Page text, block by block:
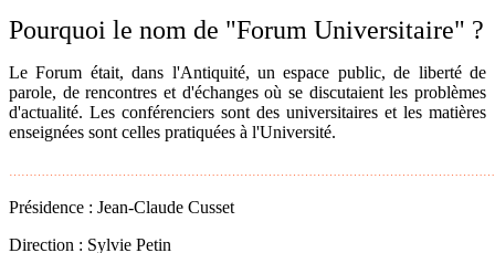
Pourquoi le nom de "Forum Universitaire" ?
Le Forum était, dans l'Antiquité, un espace public, de liberté de
parole, de rencontres et d'échanges où se discutaient les problèmes
d'actualité. Les conférenciers sont des universitaires et les matières
enseignées sont celles pratiquées à l'Université.
Présidence : Jean-Claude Cusset
Direction : Sylvie Petin